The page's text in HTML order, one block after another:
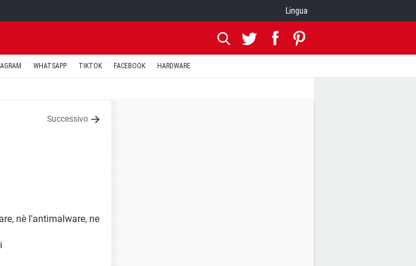
Lingua
WHATSAPP TIKTOK FACEBOOK HARDWARE
Successivo
nè l'antimalware, ne